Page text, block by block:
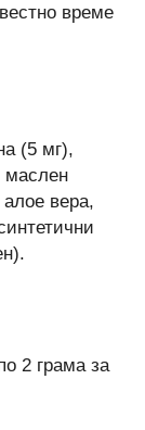
време
(5 мг),
маслен
алое вера,
2 грама за